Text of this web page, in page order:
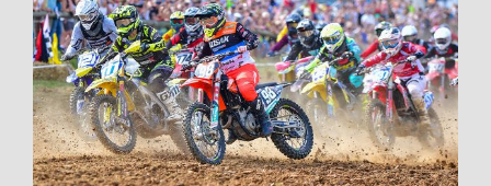
NEWSLETTER
KONTAKT
Anmelden / Registrieren